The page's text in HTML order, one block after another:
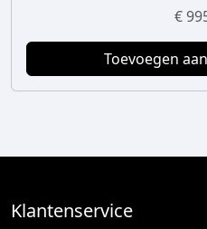
€
Toevoegen
Klantenservice